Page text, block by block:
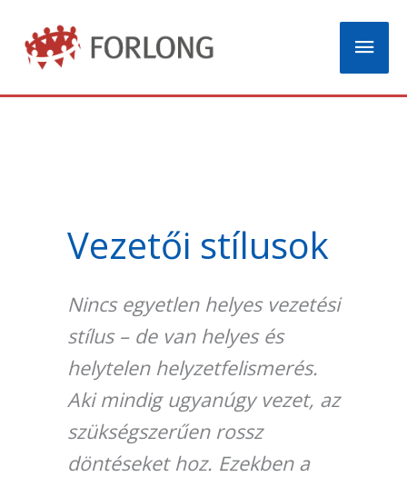
content
Main
Vezetői stílusok
Nincs egyetlen helyes vezetési
stílus – de van helyes és
helytelen helyzetfelismerés.
Aki mindig ugyanúgy vezet, az
szükségszerűen rossz
döntéseket hoz. Ezekben a